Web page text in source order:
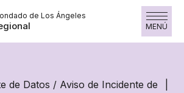
de Los Ángeles
MENÚ
de Datos / Aviso de Incidente de